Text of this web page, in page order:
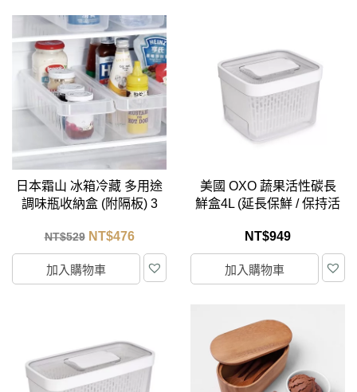
日本霜山 冰箱冷藏 多用途
調味瓶收納盒 (附隔板) 3
NT$529 NT$476
加入購物車
美國 OXO 蔬果活性碳長
鮮盒4L (延長保鮮 / 保持活
NT$949
加入購物車